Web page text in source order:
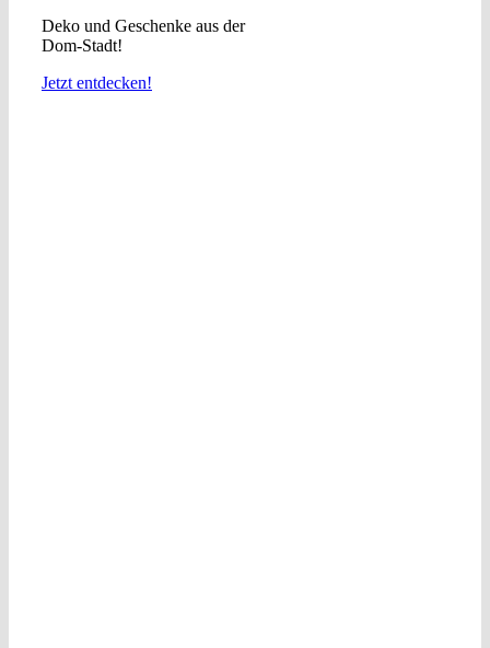
Deko und Geschenke aus der
Dom-Stadt!
Jetzt entdecken!